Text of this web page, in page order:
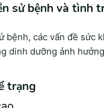
thai 4 tuần này, cơ
thay đổi đáng kể
đến tình trạng mệt
giai đoạn này cũng
trong quá trình phát
thành các cơ quan
sử bệnh và tình
bệnh, các vấn đề sức
dinh dưỡng ảnh
trạng